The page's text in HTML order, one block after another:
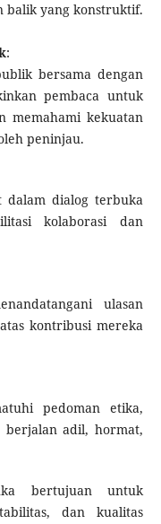
balik yang konstruktif.
:
bersama dengan
pembaca untuk
memahami kekuatan
peninjau.
dalam dialog terbuka
kolaborasi dan
ulasan
kontribusi mereka
pedoman etika,
berjalan adil, hormat,
bertujuan untuk
dan kualitas